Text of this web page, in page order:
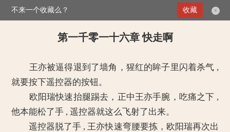
>替嫁小妻：二少，得寸进尺 第一千零一十六章 快走啊
第一千零一十六章 快走啊
王亦被逼得退到了墙角，猩红的眸子里闪着杀气 ,
就要按下遥控器的按钮。
欧阳瑞快速抬腿踢去，正中王亦手腕，吃痛之下 ,
他本能松了手 , 遥控器就这么飞射了出来。
遥控器脱了手 , 王亦快速弯腰要拣，欧阳瑞再次出
不来一个收藏么？ ×
收藏